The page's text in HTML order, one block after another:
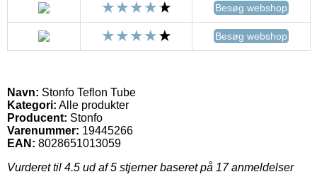
Besøg webshop
Besøg webshop
Navn: Stonfo Teflon Tube
Kategori: Alle produkter
Producent: Stonfo
Varenummer: 19445266
EAN: 8028651013059
Vurderet til 4.5 ud af 5 stjerner baseret på 17anmeldelser